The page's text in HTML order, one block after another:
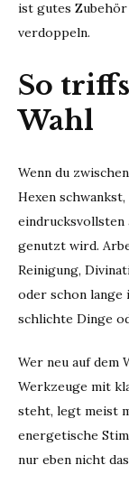
ist gutes
verdoppeln.
So
Wahl
Wenn du
Hexen
eindrucksvollsten
genutzt wird.
Reinigung,
oder schon lange
schlichte Dinge
Wer neu auf dem
Werkzeuge mit
steht, legt meist
energetische
nur eben nicht